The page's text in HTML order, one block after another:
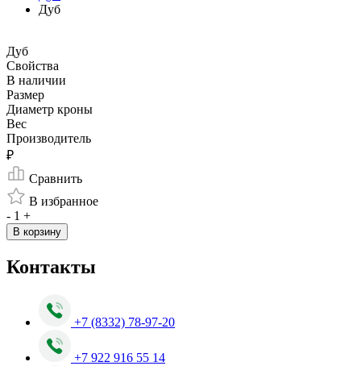
Дуб
Дуб
Свойства
В наличии
Размер
Диаметр кроны
Вес
Производитель
₽
Сравнить
В избранное
- 1 +
В корзину
Контакты
+7 (8332) 78-97-20
+7 922 916 55 14